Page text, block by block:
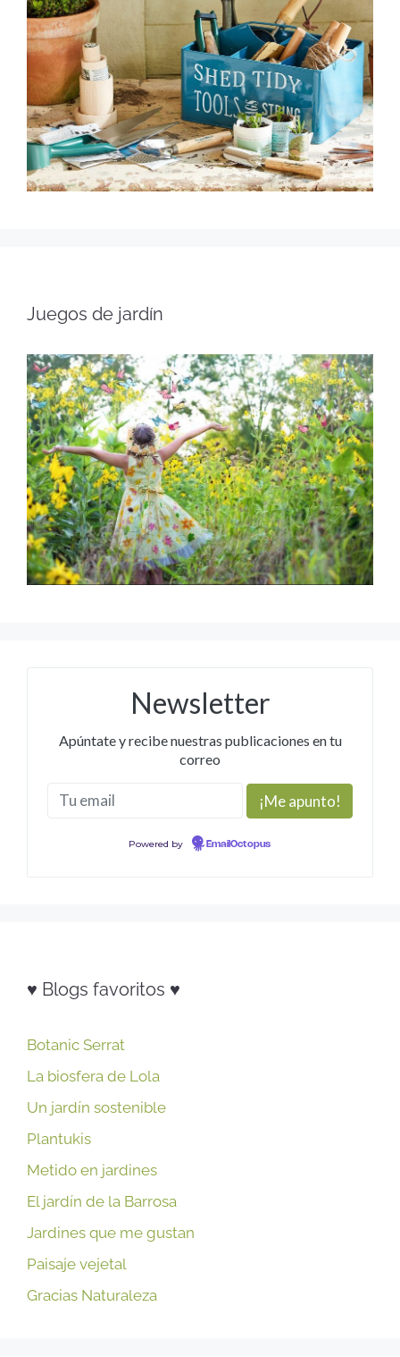
Juegos de jardín
Newsletter
Apúntate y recibe nuestras publicaciones en tu
correo
Powered by EmailOctopus
♥ Blogs favoritos ♥
Botanic Serrat
La biosfera de Lola
Un jardín sostenible
Plantukis
Metido en jardines
El jardín de la Barrosa
Jardines que me gustan
Paisaje vejetal
Gracias Naturaleza